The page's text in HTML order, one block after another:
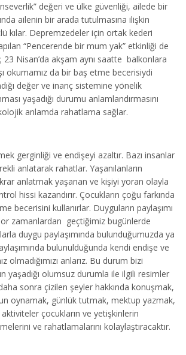
değeri ve ülke güvenliği, ailede bir
ailenin bir arada tutulmasına ilişkin
kılar. Depremzedeler için ortak kederi
“Pencerende bir mum yak” etkinliği de
Nisan’da akşam aynı saatte balkonlara
okumamız da bir baş etme becerisiydi
değer ve inanç sistemine yönelik
yaşadığı durumu anlamlandırmasını
anlamda rahatlama sağlar.
gerginliği ve endişeyi azaltır. Bazı insanlar
anlatarak rahatlar. Yaşanılanların
anlatmak yaşanan ve kişiyi yoran olayla
hissi kazandırır. Çocukların çoğu farkında
becerisini kullanırlar. Duyguların paylaşımı
zamanlardan geçtiğimiz bugünlerde
duygu paylaşımında bulunduğumuzda ya
bulunulduğunda kendi endişe ve
olmadığımızı anlarız. Bu durum bizi
yaşadığı olumsuz durumla ile ilgili resimler
sonra çizilen şeyler hakkında konuşmak,
oynamak, günlük tutmak, mektup yazmak,
çocukların ve yetişkinlerin
ve rahatlamalarını kolaylaştıracaktır.